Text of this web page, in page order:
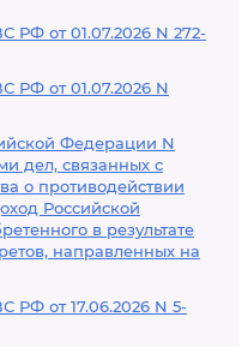
РФ от 01.07.2026 N 272-
РФ от 01.07.2026 N
Федерации N
дел, связанных с
о противодействии
Российской
в результате
направленных на
РФ от 17.06.2026 N 5-